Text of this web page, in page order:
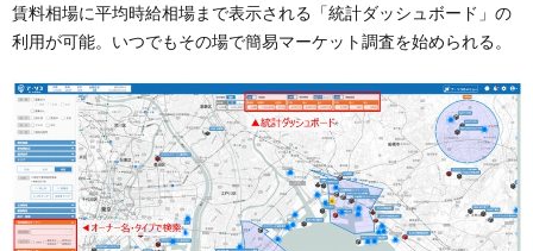
賃料相場に平均時給相場まで表示される「統計ダッシュボード」の
利用が可能。いつでもその場で簡易マーケット調査を始められる。